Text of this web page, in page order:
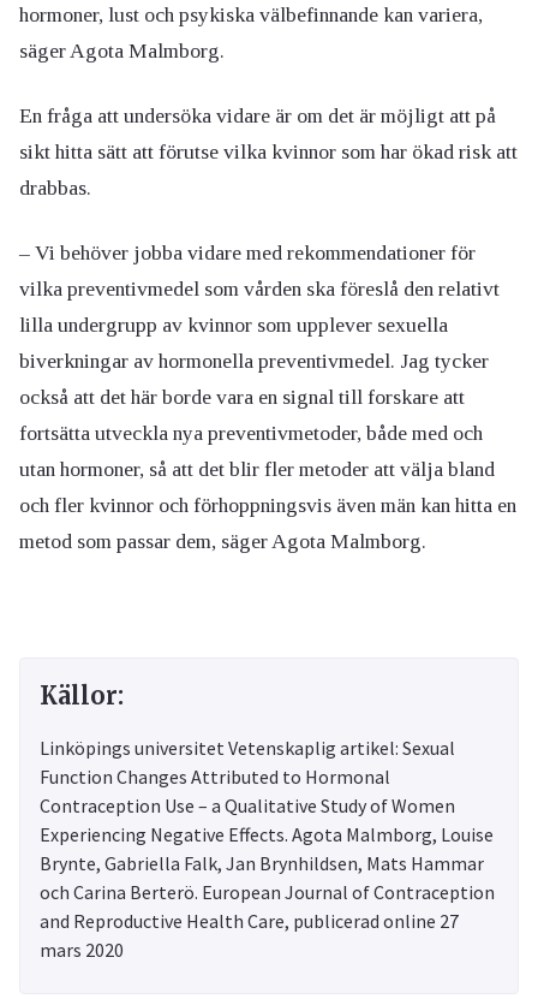
hormoner, lust och psykiska välbefinnande kan variera,
säger Agota Malmborg.
En fråga att undersöka vidare är om det är möjligt att på
sikt hitta sätt att förutse vilka kvinnor som har ökad risk att
drabbas.
– Vi behöver jobba vidare med rekommendationer för
vilka preventivmedel som vården ska föreslå den relativt
lilla undergrupp av kvinnor som upplever sexuella
biverkningar av hormonella preventivmedel. Jag tycker
också att det här borde vara en signal till forskare att
fortsätta utveckla nya preventivmetoder, både med och
utan hormoner, så att det blir fler metoder att välja bland
och fler kvinnor och förhoppningsvis även män kan hitta en
metod som passar dem, säger Agota Malmborg.
Källor:
Linköpings universitet Vetenskaplig artikel: Sexual
Function Changes Attributed to Hormonal
Contraception Use – a Qualitative Study of Women
Experiencing Negative Effects. Agota Malmborg, Louise
Brynte, Gabriella Falk, Jan Brynhildsen, Mats Hammar
och Carina Berterö. European Journal of Contraception
and Reproductive Health Care, publicerad online 27
mars 2020